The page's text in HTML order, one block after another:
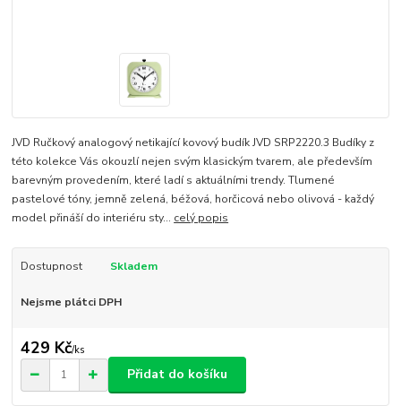
JVD Ručkový analogový netikající kovový budík JVD SRP2220.3 Budíky z
této kolekce Vás okouzlí nejen svým klasickým tvarem, ale především
barevným provedením, které ladí s aktuálními trendy. Tlumené
pastelové tóny, jemně zelená, béžová, horčicová nebo olivová - každý
model přináší do interiéru sty... celý popis
Dostupnost Skladem
Nejsme plátci DPH
429 Kč/ks
Přidat do košíku